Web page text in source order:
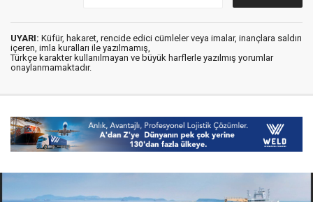
UYARI: Küfür, hakaret, rencide edici cümleler veya imalar, inançlara saldırı
içeren, imla kuralları ile yazılmamış,
Türkçe karakter kullanılmayan ve büyük harflerle yazılmış yorumlar
onaylanmamaktadır.